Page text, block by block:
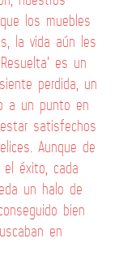
los muebles
la vida aún les
es un
perdida, un
a un punto en
satisfechos
Aunque de
éxito, cada
un halo de
bien
en